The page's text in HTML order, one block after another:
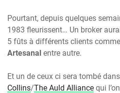
Pourtant, depuis quelques
1983 fleurissent… Un broker
5 fûts à différents clients comme
Artesanal entre autre.
Et un de ceux ci sera tombé
Collins/The Auld Alliance qui